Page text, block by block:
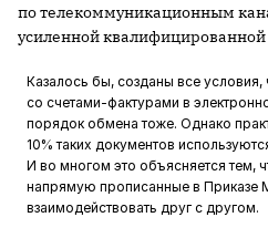
по телекоммуникационным
усиленной
Казалось бы, созданы все условия,
со счетами-фактурами в
порядок обмена тоже. Однако
10% таких документов
И во многом это объясняется тем,
напрямую прописанные в Приказе
взаимодействовать друг с другом.